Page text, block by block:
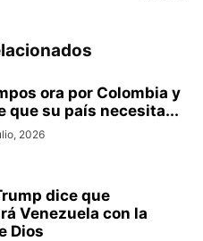
ora por Colombia y
que su país necesita...
2026
dice que
Venezuela con la
Dios